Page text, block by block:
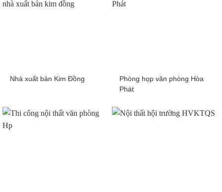
Nhà xuất bản Kim Đồng
Phòng họp văn phòng Hòa
Phát